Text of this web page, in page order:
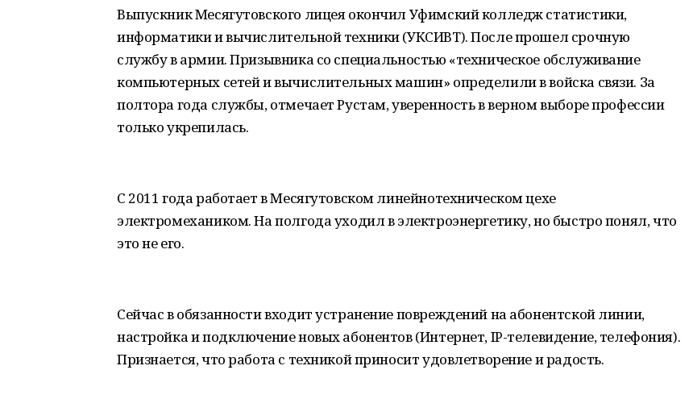
Выпускник Месягутовского лицея окончил Уфимский колледж статистики,
информатики и вычислительной техники (УКСИВТ). После прошел срочную
службу в армии. Призывника со специальностью «техническое обслуживание
компьютерных сетей и вычислительных машин» определили в войска связи. За
полтора года службы, отмечает Рустам, уверенность в верном выборе профессии
только укрепилась.
С 2011 года работает в Месягутовском линейнотехническом цехе
электромехаником. На полгода уходил в электроэнергетику, но быстро понял, что
это не его.
Сейчас в обязанности входит устранение повреждений на абонентской линии,
настройка и подключение новых абонентов (Интернет, IP-телевидение, телефония).
Признается, что работа с техникой приносит удовлетворение и радость.